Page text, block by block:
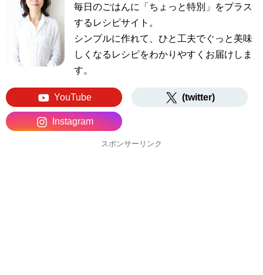
毎日のごはんに「ちょっと特別」をプラス
するレシピサイト。
シンプルに作れて、ひと工夫でぐっと美味
しくなるレシピをわかりやすくお届けしま
す。
YouTube (twitter)
Instagram
スポンサーリンク